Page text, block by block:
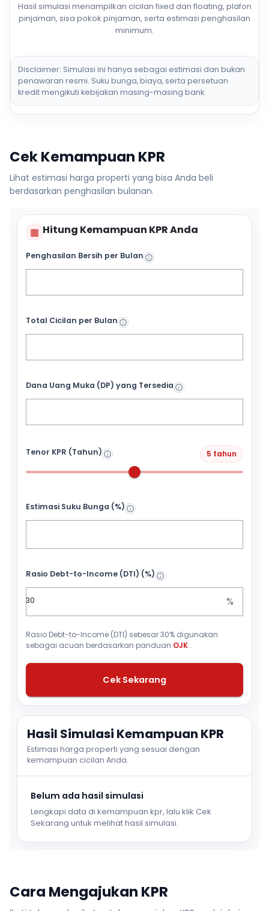
Hasil simulasi menampilkan cicilan fixed dan floating, plafon
pinjaman, sisa pokok pinjaman, serta estimasi penghasilan
minimum.
Disclaimer: Simulasi ini hanya sebagai estimasi dan bukan
penawaran resmi. Suku bunga, biaya, serta persetuan
kredit mengikuti kebijakan masing-masing bank.
Cek Kemampuan KPR
Lihat estimasi harga properti yang bisa Anda beli
berdasarkan penghasilan bulanan.
▦ Hitung Kemampuan KPR Anda
Penghasilan Bersih per Bulan
Total Cicilan per Bulan
Dana Uang Muka (DP) yang Tersedia
Tenor KPR (Tahun) 5 tahun
Estimasi Suku Bunga (%)
Rasio Debt-to-Income (DTI) (%)
%
Rasio Debt-to-Income (DTI) sebesar 30% digunakan
sebagai acuan berdasarkan panduan OJK .
Cek Sekarang
Hasil Simulasi Kemampuan KPR
Estimasi harga properti yang sesuai dengan
kemampuan cicilan Anda.
Belum ada hasil simulasi
Lengkapi data di kemampuan kpr, lalu klik Cek
Sekarang untuk melihat hasil simulasi.
Cara Mengajukan KPR